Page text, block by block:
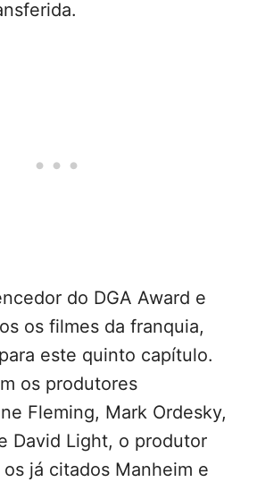
do DGA Award e
os filmes da franquia,
este quinto capítulo.
os produtores
Fleming, Mark Ordesky,
David Light, o produtor
já citados Manheim e